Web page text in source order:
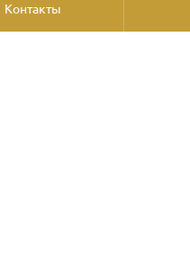
Контакты